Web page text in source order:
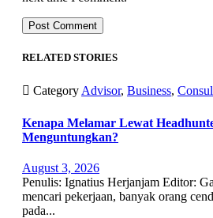
RELATED STORIES
 Category Advisor, Business,
Kenapa Melamar Lewat
Menguntungkan?
August 3, 2026
Penulis: Ignatius Herjanjam Editor:
mencari pekerjaan, banyak orang
pada...